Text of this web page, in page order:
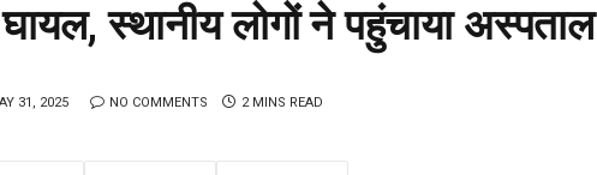
स्थानीय लोगों ने पहुंचाया अस्पताल
31, 2025 NO COMMENTS 2 MINS READ